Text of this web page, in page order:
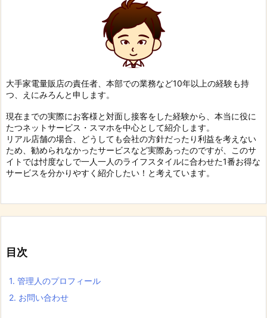
大手家電量販店の責任者、本部での業務など10年以上の経験も持
つ、えにみろんと申します。
現在までの実際にお客様と対面し接客をした経験から、本当に役に
たつネットサービス・スマホを中心として紹介します。
リアル店舗の場合、どうしても会社の方針だったり利益を考えない
ため、勧められなかったサービスなど実際あったのですが、このサ
イトでは忖度なしで一人一人のライフスタイルに合わせた1番お得な
サービスを分かりやすく紹介したい！と考えています。
目次
1. 管理人のプロフィール
2. お問い合わせ